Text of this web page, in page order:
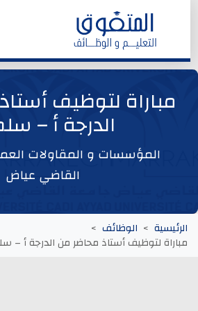
ابحث عن وظيفة
وظائف المؤسسات و المقاولات العمومية
مباراة لتوظيف
الدرجة أ – سلم
المؤسسات و المقاولات
القاضي عياض
الرئيسية الوظائف
مباراة لتوظيف أستاذ محاضر من الدرجة أ – سلم